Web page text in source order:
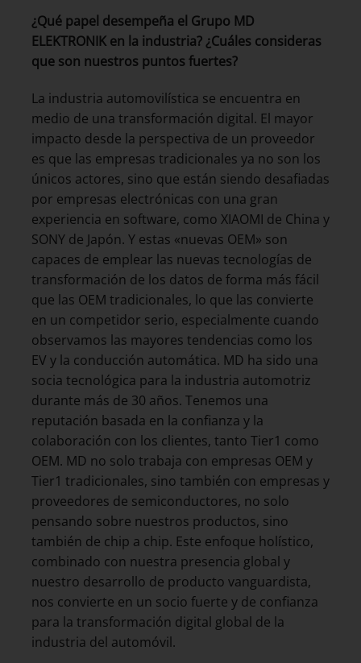
¿Qué papel desempeña el Grupo MD
ELEKTRONIK en la industria? ¿Cuáles consideras
que son nuestros puntos fuertes?
La industria automovilística se encuentra en
medio de una transformación digital. El mayor
impacto desde la perspectiva de un proveedor
es que las empresas tradicionales ya no son los
únicos actores, sino que están siendo desafiadas
por empresas electrónicas con una gran
experiencia en software, como XIAOMI de China y
SONY de Japón. Y estas «nuevas OEM» son
capaces de emplear las nuevas tecnologías de
transformación de los datos de forma más fácil
que las OEM tradicionales, lo que las convierte
en un competidor serio, especialmente cuando
observamos las mayores tendencias como los
EV y la conducción automática. MD ha sido una
socia tecnológica para la industria automotriz
durante más de 30 años. Tenemos una
reputación basada en la confianza y la
colaboración con los clientes, tanto Tier1 como
OEM. MD no solo trabaja con empresas OEM y
Tier1 tradicionales, sino también con empresas y
proveedores de semiconductores, no solo
pensando sobre nuestros productos, sino
también de chip a chip. Este enfoque holístico,
combinado con nuestra presencia global y
nuestro desarrollo de producto vanguardista,
nos convierte en un socio fuerte y de confianza
para la transformación digital global de la
industria del automóvil.